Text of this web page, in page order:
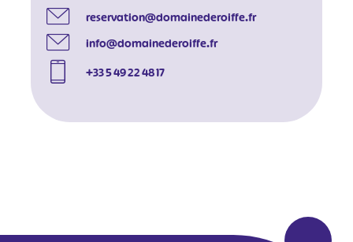
reservation@domainederoiffe.fr
info@domainederoiffe.fr
+33 5 49 22 48 17